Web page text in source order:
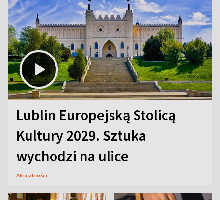
Lublin Europejską Stolicą
Kultury 2029. Sztuka
wychodzi na ulice
Aktualności